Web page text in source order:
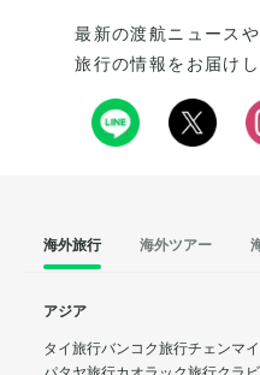
最新の渡航ニュース
旅行の情報をお届け
海外旅行 海外ツアー
アジア
タイ旅行バンコク旅行チェンマ